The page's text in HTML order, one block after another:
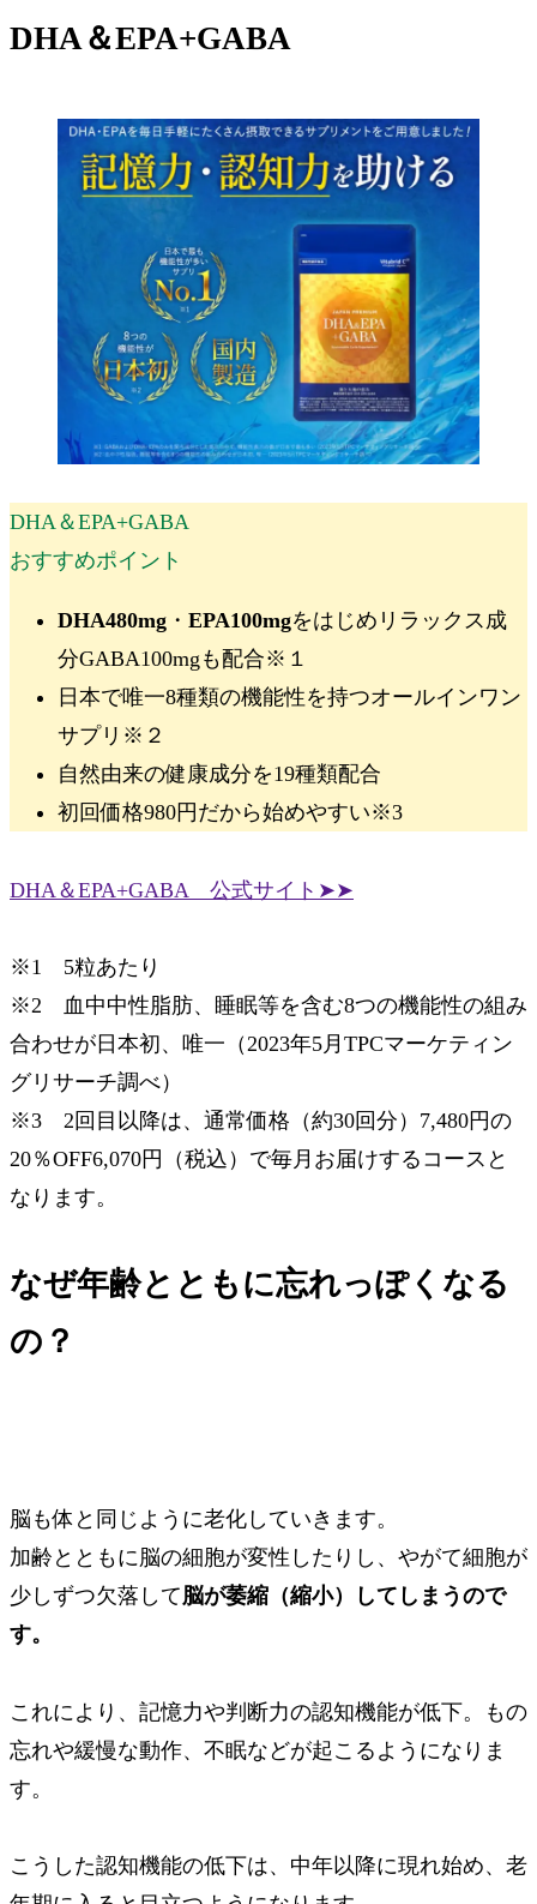
DHA＆EPA+GABA
DHA＆EPA+GABA
おすすめポイント
DHA480mg ・ EPA100mgをはじめ リラックス成
分GABA100mg も配合※１
日本で唯一8種類の機能性を持つオールインワン
サプリ ※ ２
自然由来の健康成分を19種類配合
初回価格980円 だから始めやすい※3
DHA＆EPA+GABA 公式サイト➤➤
※1 5粒あたり
※2 血中中性脂肪、睡眠等を含む8つの機能性の組み
合わせが日本初、唯一（2023年5月TPCマーケティン
グリサーチ調べ）
※3 2回目以降は、通常価格（約30回分）7,480円の
20％OFF6,070円（税込）で毎月お届けするコースと
なります。
なぜ年齢とともに忘れっぽくなる
の？
脳も体と同じように老化していきます。
加齢とともに脳の細胞が変性したりし、やがて細胞が
少しずつ欠落して脳が萎縮（縮小）してしまうので
す。
これにより、記憶力や判断力の認知機能が低下。もの
忘れや緩慢な動作、不眠などが起こるようになりま
す。
こうした認知機能の低下は、中年以降に現れ始め、老